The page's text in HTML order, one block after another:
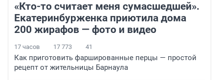
«Кто-то считает меня сумасшедшей».
Екатеринбурженка приютила дома
200 жирафов — фото и видео
17 часов 17 773 41
Как приготовить фаршированные перцы — простой
рецепт от жительницы Барнаула